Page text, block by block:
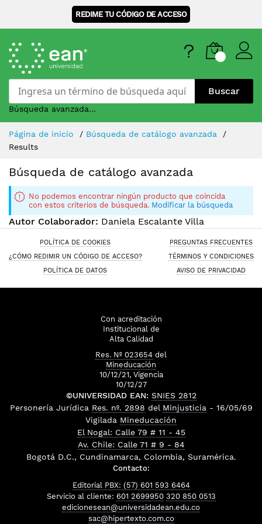
REDIME TU CÓDIGO DE ACCESO
Buscar
Búsqueda avanzada...
Skip
Content
Página de inicio
Búsqueda de catálogo avanzada
Results
Búsqueda de catálogo avanzada
No podemos encontrar ningún producto que coincida
con estos criterios de búsqueda. Modificar la búsqueda
Autor Colaborador: Daniela Escalante Villa
POLÍTICA DE COOKIES
PREGUNTAS FRECUENTES
¿CÓMO REDIMIR UN CÓDIGO DE ACCESO?
TÉRMINOS Y CONDICIONES
POLÍTICA DE DATOS
AVISO DE PRIVACIDAD
Con acreditación
Institucional de
Alta Calidad
Res. Nº 023654 del
Mineducación
10/12/21, Vigencia
10/12/27
©UNIVERSIDAD EAN: SNIES 2812
Personería Jurídica Res. nº. 2898 del Minjusticia - 16/05/69
Vigilada Mineducación
El Nogal: Calle 79 # 11 - 45
Av. Chile: Calle 71 # 9 - 84
Bogotá D.C., Cundinamarca, Colombia, Suramérica.
Contacto:
Editorial PBX: (57) 601 593 6464
Servicio al cliente: 601 2699950 320 850 0513
edicionesean@universidadean.edu.co
sac@hipertexto.com.co